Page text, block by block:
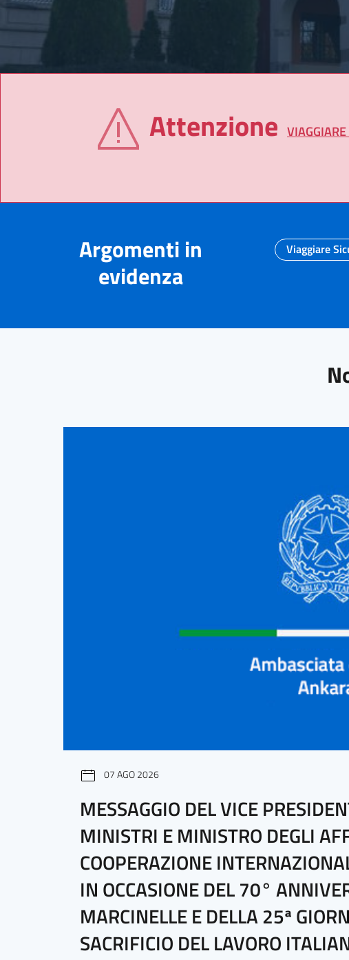
Attenzione
Argomenti in
evidenza
Viaggiare
07 AGO 2026
MESSAGGIO DEL VICE
MINISTRI E MINISTRO DEGLI
COOPERAZIONE
IN OCCASIONE DEL 70°
MARCINELLE E DELLA 25ª
SACRIFICIO DEL LAVORO